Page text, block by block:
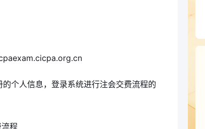
个人信息，登录系统进行注会交费流程的